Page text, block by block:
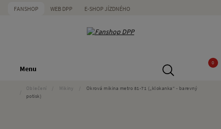
FANSHOP WEB DPP E-SHOP JÍZDNÉHO
Menu
0
Oblečení Mikiny
Okrová mikina metro 81-71 („klokanka“ - barevný
potisk)